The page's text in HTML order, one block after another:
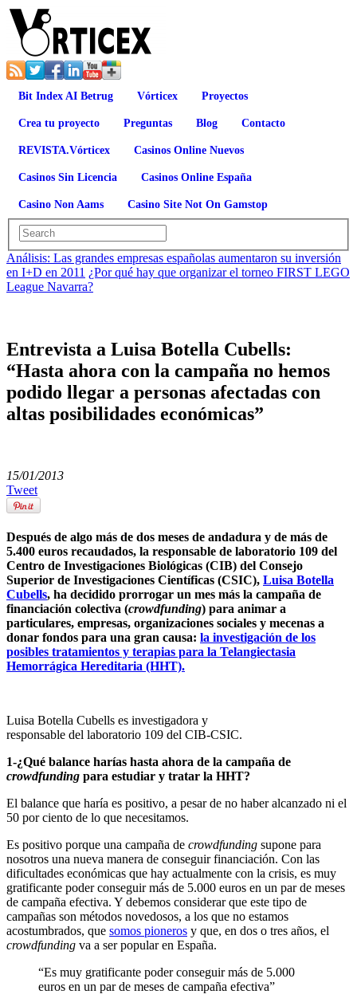
Bit Index AI Betrug Vórticex Proyectos
Crea tu proyecto Preguntas Blog Contacto
REVISTA.Vórticex Casinos Online Nuevos
Casinos Sin Licencia Casinos Online España
Casino Non Aams Casino Site Not On Gamstop
Análisis: Las grandes empresas españolas aumentaron su inversión
en I+D en 2011 ¿Por qué hay que organizar el torneo FIRST LEGO
League Navarra?
Entrevista a Luisa Botella Cubells:
“Hasta ahora con la campaña no hemos
podido llegar a personas afectadas con
altas posibilidades económicas”
15/01/2013
Tweet
Después de algo más de dos meses de andadura y de más de
5.400 euros recaudados, la responsable de laboratorio 109 del
Centro de Investigaciones Biológicas (CIB) del Consejo
Superior de Investigaciones Científicas (CSIC), Luisa Botella
Cubells, ha decidido prorrogar un mes más la campaña de
financiación colectiva (crowdfunding) para animar a
particulares, empresas, organizaciones sociales y mecenas a
donar fondos para una gran causa: la investigación de los
posibles tratamientos y terapias para la Telangiectasia
Hemorrágica Hereditaria (HHT).
Luisa Botella Cubells es investigadora y
responsable del laboratorio 109 del CIB-CSIC.
1-¿Qué balance harías hasta ahora de la campaña de
crowdfunding para estudiar y tratar la HHT?
El balance que haría es positivo, a pesar de no haber alcanzado ni el
50 por ciento de lo que necesitamos.
Es positivo porque una campaña de crowdfunding supone para
nosotros una nueva manera de conseguir financiación. Con las
dificultades económicas que hay actualmente con la crisis, es muy
gratificante poder conseguir más de 5.000 euros en un par de meses
de campaña efectiva. Y debemos considerar que este tipo de
campañas son métodos novedosos, a los que no estamos
acostumbrados, que somos pioneros y que, en dos o tres años, el
crowdfunding va a ser popular en España.
“Es muy gratificante poder conseguir más de 5.000
euros en un par de meses de campaña efectiva”